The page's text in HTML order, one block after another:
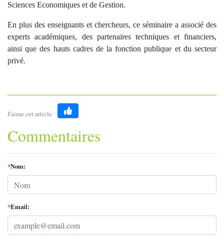
Sciences Economiques et de Gestion.
En plus des enseignants et chercheurs, ce séminaire a associé des
experts académiques, des partenaires techniques et financiers,
ainsi que des hauts cadres de la fonction publique et du secteur
privé.
J'aime cet article
Like
Commentaires
*Nom:
*Email: